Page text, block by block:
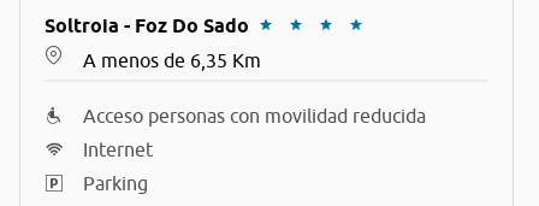
Soltroia - Foz Do Sado
A menos de 6,35 Km
Acceso personas con movilidad reducida
Internet
Parking